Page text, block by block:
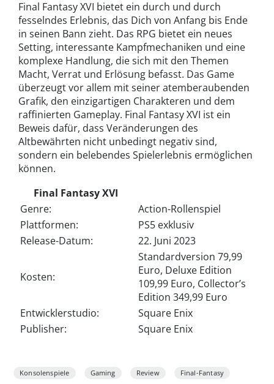
Final Fantasy XVI bietet ein durch und durch
fesselndes Erlebnis, das Dich von Anfang bis Ende
in seinen Bann zieht. Das RPG bietet ein neues
Setting, interessante Kampfmechaniken und eine
komplexe Handlung, die sich mit den Themen
Macht, Verrat und Erlösung befasst. Das Game
überzeugt vor allem mit seiner atemberaubenden
Grafik, den einzigartigen Charakteren und dem
raffinierten Gameplay. Final Fantasy XVI ist ein
Beweis dafür, dass Veränderungen des
Altbewährten nicht unbedingt negativ sind,
sondern ein belebendes Spielerlebnis ermöglichen
können.
Final Fantasy XVI
Genre:
Action-Rollenspiel
Plattformen:
PS5 exklusiv
Release-Datum:
22. Juni 2023
Kosten:
Standardversion 79,99
Euro, Deluxe Edition
109,99 Euro, Collector’s
Edition 349,99 Euro
Entwicklerstudio:
Square Enix
Publisher:
Square Enix
Konsolenspiele Gaming Review Final-Fantasy